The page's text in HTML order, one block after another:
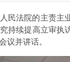
民法院的主责
持续提高立审
议并讲话。